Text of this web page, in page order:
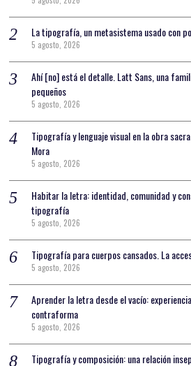
La tipografía, un metasistema usado con
5 agosto, 2026
Ahí [no] está el detalle. Latt Sans, una
pequeños
5 agosto, 2026
Tipografía y lenguaje visual en la obra
Mora
5 agosto, 2026
Habitar la letra: identidad, comunidad y
tipografía
5 agosto, 2026
Tipografía para cuerpos cansados. La
5 agosto, 2026
Aprender la letra desde el vacío:
contraforma
5 agosto, 2026
Tipografía y composición: una relación